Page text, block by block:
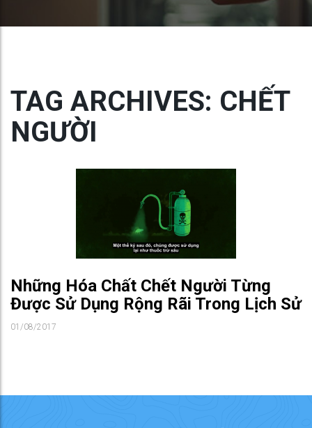
TAG ARCHIVES: CHẾT
NGƯỜI
Những Hóa Chất Chết Người Từng
Được Sử Dụng Rộng Rãi Trong Lịch Sử
01/08/2017